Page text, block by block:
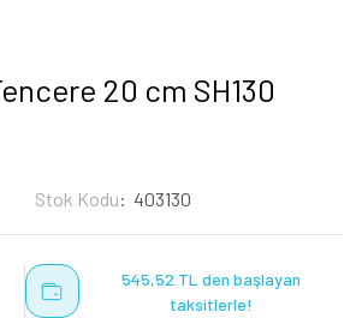
20 cm SH130
Stok Kodu 403130
545,52 TL den başlayan
taksitlerle!